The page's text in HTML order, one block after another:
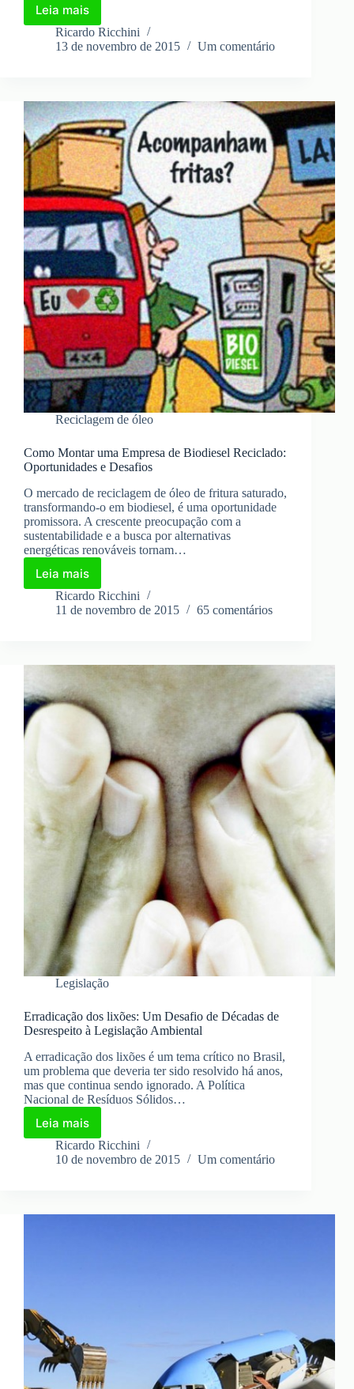
Leia mais
Aço,
o
material
mundo
Ricardo Ricchini
13 de novembro de 2015
Um comentário
Reciclagem de óleo
Como Montar uma Empresa de Biodiesel Reciclado:
Oportunidades e Desafios
O mercado de reciclagem de óleo de fritura saturado,
transformando-o em biodiesel, é uma oportunidade
promissora. A crescente preocupação com a
sustentabilidade e a busca por alternativas
energéticas renováveis tornam…
Leia mais
Como
Montar
uma
Reciclado:
Oportunidades
e
Desafios
Ricardo Ricchini
11 de novembro de 2015
65 comentários
Legislação
Erradicação dos lixões: Um Desafio de Décadas de
Desrespeito à Legislação Ambiental
A erradicação dos lixões é um tema crítico no Brasil,
um problema que deveria ter sido resolvido há anos,
mas que continua sendo ignorado. A Política
Nacional de Resíduos Sólidos…
Leia maisErradicação
dos
lixões:
Décadas
Ricardo Ricchini
10 de novembro de 2015
Um comentário